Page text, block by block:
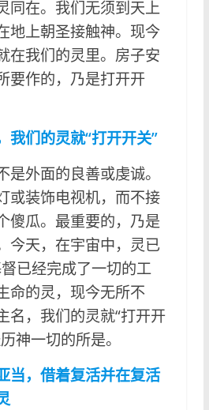
同在。我们无须到天上
地上朝圣接触神。现今
在我们的灵里。房子安
要作的，乃是打开开
我们的灵就“打开开关”
是外面的良善或虔诚。
或装饰电视机，而不接
傻瓜。最重要的，乃是
今天，在宇宙中，灵已
已经完成了一切的工
命的灵，现今无所不
名，我们的灵就“打开开
神一切的所是。
当，借着复活并在复活